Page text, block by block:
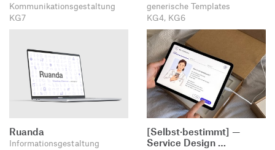
Kommunikationsgestaltung
KG7
generische Templates
KG4, KG6
Ruanda
Informationsgestaltung
[Selbst·bestimmt] —
Service Design …